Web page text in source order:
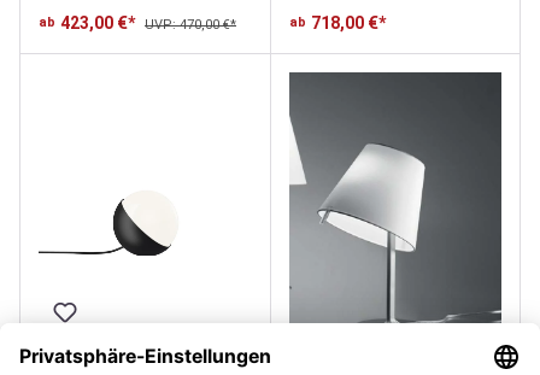
ab 423,00 €* UVP: 470,00 €* ab 718,00 €*